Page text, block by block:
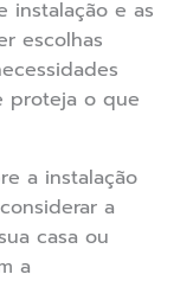
instalação e as
escolhas
proteja o que
a instalação
a
casa ou
a